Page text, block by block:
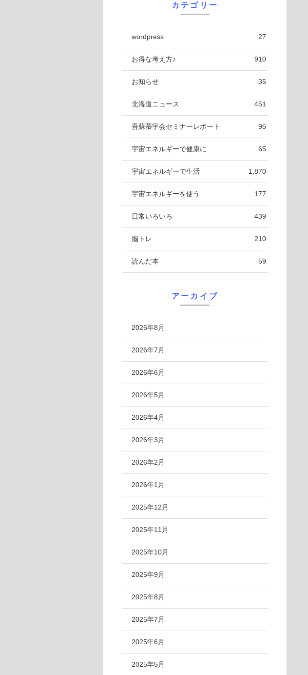
カテゴリー
wordpress 27
お得な考え方♪ 910
お知らせ 35
北海道ニュース 451
吾蘇慕宇会セミナーレポート 95
宇宙エネルギーで健康に 65
宇宙エネルギーで生活 1,870
宇宙エネルギーを使う 177
日常いろいろ 439
脳トレ 210
読んだ本 59
アーカイブ
2026年8月
2026年7月
2026年6月
2026年5月
2026年4月
2026年3月
2026年2月
2026年1月
2025年12月
2025年11月
2025年10月
2025年9月
2025年8月
2025年7月
2025年6月
2025年5月